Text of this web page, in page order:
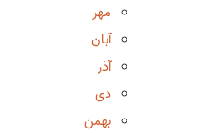
مهر
آبان
آذر
دی
بهمن